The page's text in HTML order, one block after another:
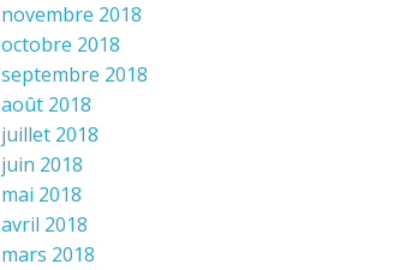
novembre 2018
octobre 2018
septembre 2018
août 2018
juillet 2018
juin 2018
mai 2018
avril 2018
mars 2018